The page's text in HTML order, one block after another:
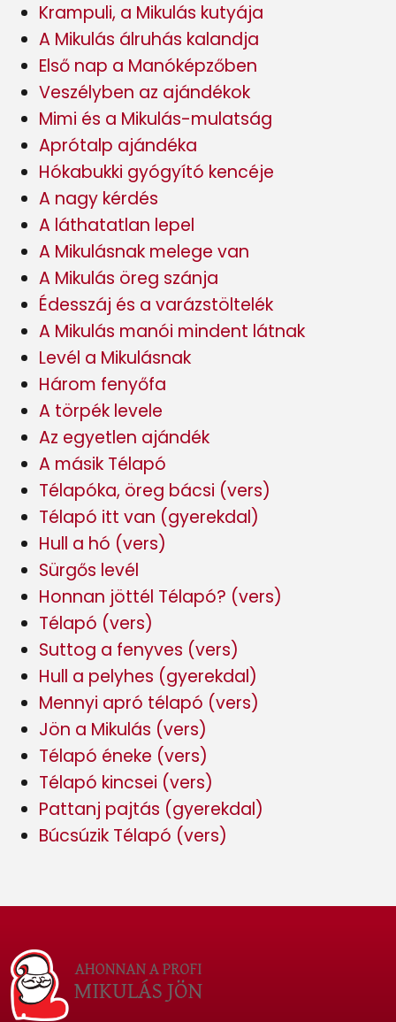
Krampuli, a Mikulás kutyája
A Mikulás álruhás kalandja
Első nap a Manóképzőben
Veszélyben az ajándékok
Mimi és a Mikulás-mulatság
Aprótalp ajándéka
Hókabukki gyógyító kencéje
A nagy kérdés
A láthatatlan lepel
A Mikulásnak melege van
A Mikulás öreg szánja
Édesszáj és a varázstöltelék
A Mikulás manói mindent látnak
Levél a Mikulásnak
Három fenyőfa
A törpék levele
Az egyetlen ajándék
A másik Télapó
Télapóka, öreg bácsi (vers)
Télapó itt van (gyerekdal)
Hull a hó (vers)
Sürgős levél
Honnan jöttél Télapó? (vers)
Télapó (vers)
Suttog a fenyves (vers)
Hull a pelyhes (gyerekdal)
Mennyi apró télapó (vers)
Jön a Mikulás (vers)
Télapó éneke (vers)
Télapó kincsei (vers)
Pattanj pajtás (gyerekdal)
Búcsúzik Télapó (vers)